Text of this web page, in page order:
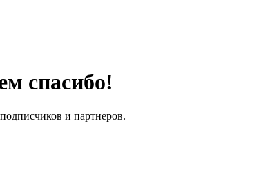
спасибо!
и партнеров.